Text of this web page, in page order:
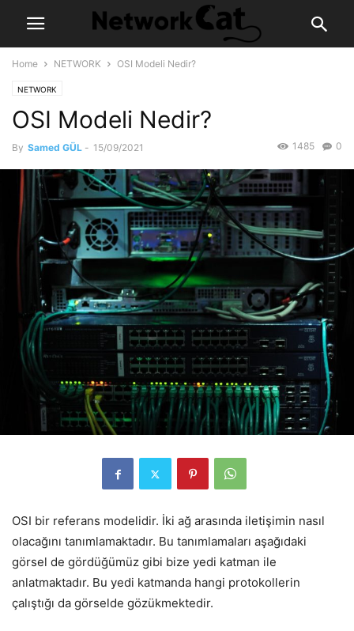
Home NETWORK OSI Modeli Nedir?
NETWORK
OSI Modeli Nedir?
By Samed GÜL - 15/09/2021 0
1485
OSI bir referans modelidir. İki ağ arasında iletişimin nasıl
olacağını tanımlamaktadır. Bu tanımlamaları aşağıdaki
görsel de gördüğümüz gibi bize yedi katman ile
anlatmaktadır. Bu yedi katmanda hangi protokollerin
çalıştığı da görselde gözükmektedir.